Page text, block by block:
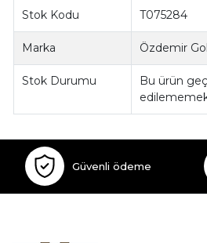
Stok Kodu T075284
Marka Özdemir
Stok Durumu
Bu ürün
Güvenli ödeme